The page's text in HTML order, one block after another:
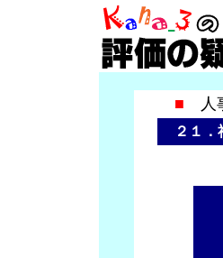
■ 人
２１．